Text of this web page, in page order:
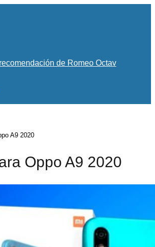
de Romeo Octav
A9 2020
Oppo A9 2020